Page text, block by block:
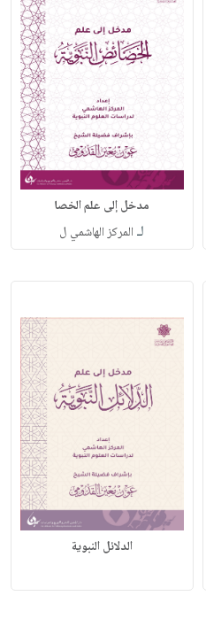
مدخل إلى علم الخصا
لـ المركز الهاشمي ل
الدلائل النبوية